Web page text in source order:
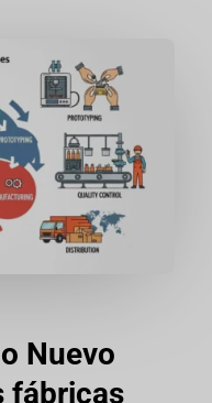
Nuevo
fábricas